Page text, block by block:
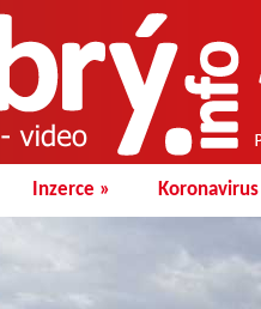
Inzerce » Koronavirus